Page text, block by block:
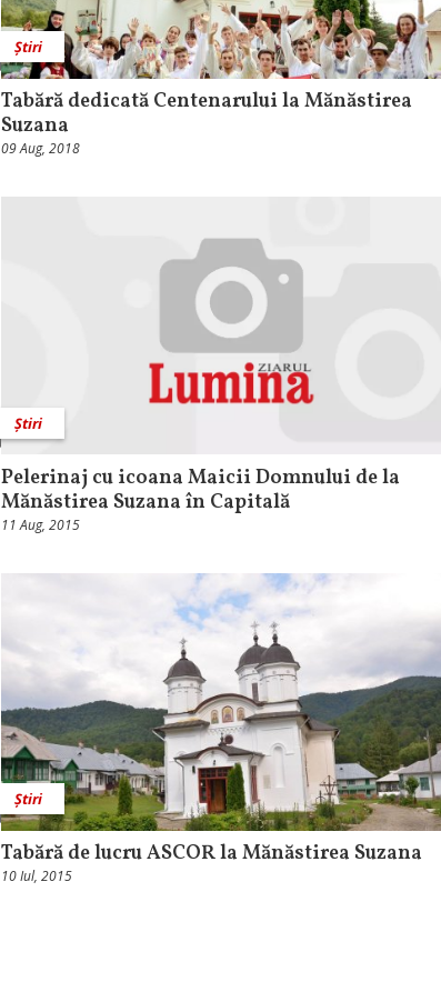
Știri
Tabără dedicată Centenarului la Mănăstirea
Suzana
09 Aug, 2018
Știri
Pelerinaj cu icoana Maicii Domnului de la
Mănăstirea Suzana în Capitală
11 Aug, 2015
Știri
Tabără de lucru ASCOR la Mănăstirea Suzana
10 Iul, 2015